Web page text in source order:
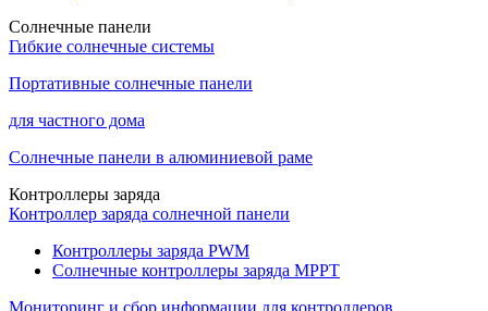
Солнечные панели
Гибкие солнечные системы
Портативные солнечные панели
для частного дома
Солнечные панели в алюминиевой раме
Контроллеры заряда
Контроллер заряда солнечной панели
Контроллеры заряда PWM
Солнечные контроллеры заряда MPPT
Мониторинг и сбор информации для контроллеров